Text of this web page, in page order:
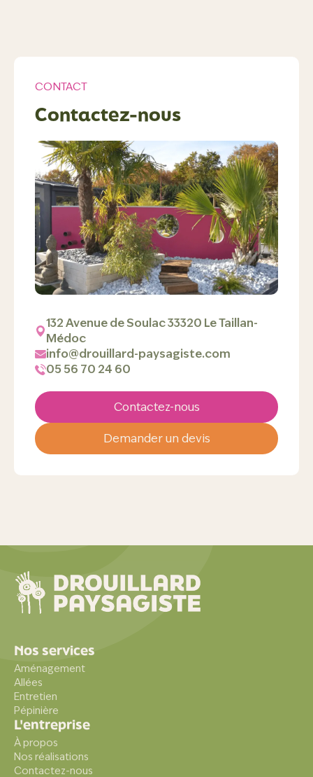
CONTACT
Contactez-nous
132 Avenue de Soulac 33320 Le Taillan-
Médoc
info@drouillard-paysagiste.com
05 56 70 24 60
Contactez-nous
Demander un devis
Nos services
Aménagement
Allées
Entretien
Pépinière
L'entreprise
À propos
Nos réalisations
Contactez-nous